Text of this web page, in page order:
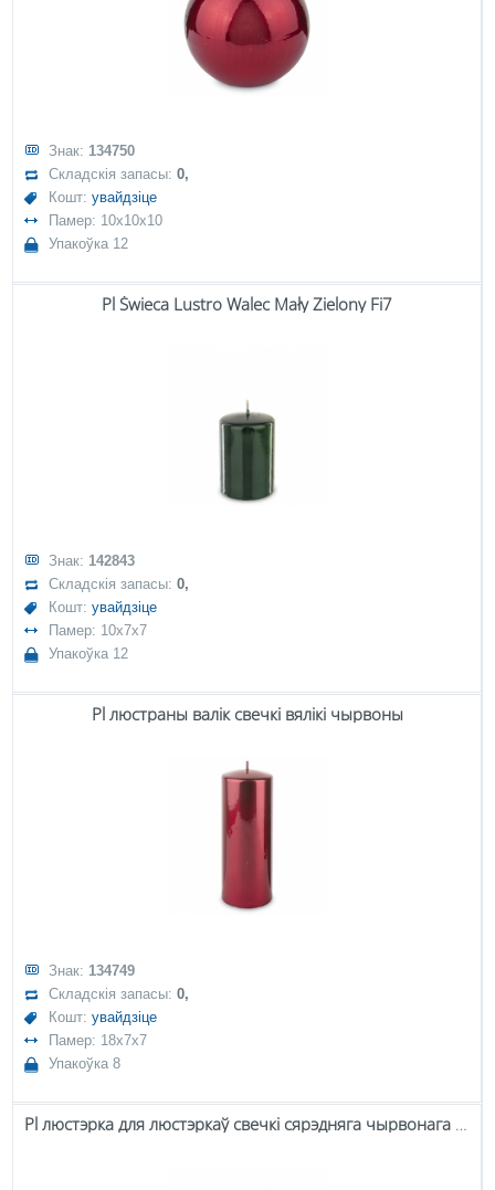
Знак: 134750
Складскія запасы:0,
Кошт:увайдзіце
Памер: 10x10x10
Упакоўка 12
Pl Świeca Lustro Walec Mały Zielony Fi7
Знак: 142843
Складскія запасы:0,
Кошт:увайдзіце
Памер: 10x7x7
Упакоўка 12
Pl люстраны валік свечкі вялікі чырвоны
Знак: 134749
Складскія запасы:0,
Кошт:увайдзіце
Памер: 18x7x7
Упакоўка 8
Pl люстэрка для люстэркаў свечкі сярэдняга чырвонага колеру